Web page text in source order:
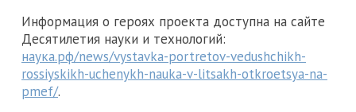
Информация о героях проекта доступна на сайте
Десятилетия науки и технологий:
наука.рф/news/vystavka-portretov-vedushchikh-
rossiyskikh-uchenykh-nauka-v-litsakh-otkroetsya-na-
pmef/.